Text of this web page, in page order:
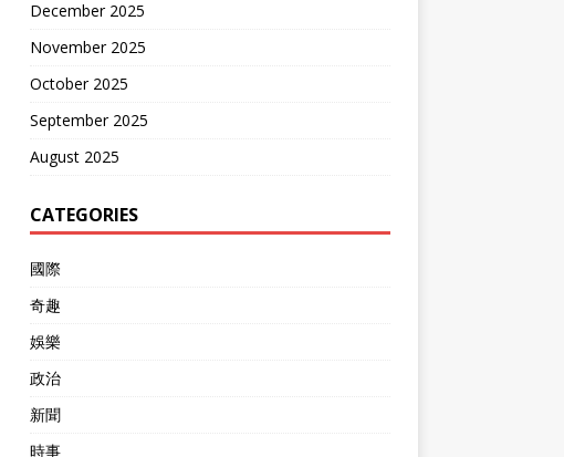
December 2025
November 2025
October 2025
September 2025
August 2025
CATEGORIES
國際
奇趣
娛樂
政治
新聞
時事